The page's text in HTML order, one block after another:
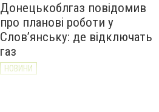
Донецькоблгаз повідомив
про планові роботи у
Слов’янську: де відключать
газ
НОВИНИ